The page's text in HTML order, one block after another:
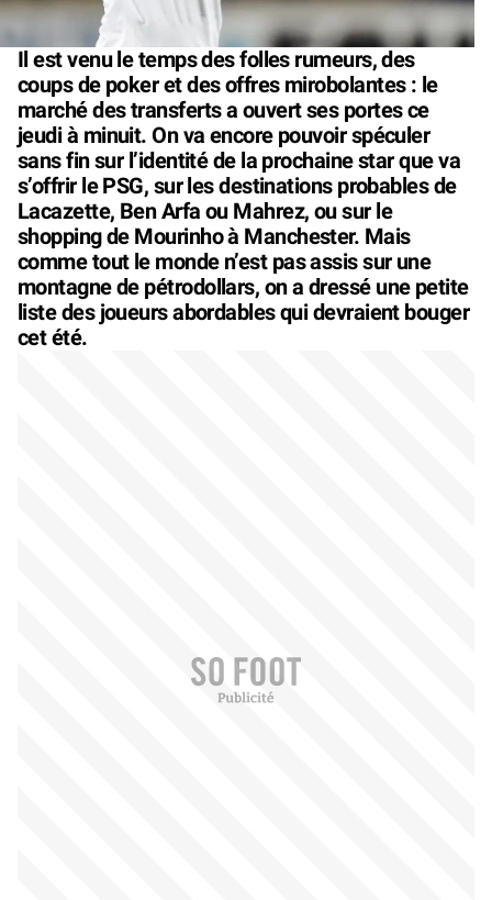
Il est venu le temps des folles rumeurs, des
coups de poker et des offres mirobolantes : le
marché des transferts a ouvert ses portes ce
jeudi à minuit. On va encore pouvoir spéculer
sans fin sur l’identité de la prochaine star que va
s’offrir le PSG, sur les destinations probables de
Lacazette, Ben Arfa ou Mahrez, ou sur le
shopping de Mourinho à Manchester. Mais
comme tout le monde n’est pas assis sur une
montagne de pétrodollars, on a dressé une petite
liste des joueurs abordables qui devraient bouger
cet été.